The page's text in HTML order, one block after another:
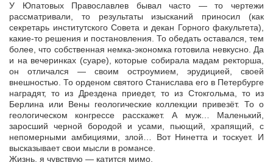
У Юпатовых Православлев бывал часто — то чертежи
рассматривали, то результаты изысканий приносил (как
секретарь институтского Совета и декан Горного факультета),
какие-то решения и постановления. То обедать оставался, тем
более, что собственная немка-экономка готовила невкусно. Да
и на вечеринках (суаре), которые собирала мадам ректорша,
он отличался — своим остроумием, эрудицией, своей
внешностью. То орденом святого Станислава его в Петербурге
наградят, то из Дрездена приедет, то из Стокгольма, то из
Берлина или Вены геологические коллекции привезёт. То о
геологическом конгрессе расскажет. А муж… Маленький,
заросший черной бородой и усами, пьющий, храпящий, с
непомерными амбициями, злой… Вот Нинетта и тоскует. И
высказывает свои мысли в романсе.
Жизнь, я чувствую — катится мимо,